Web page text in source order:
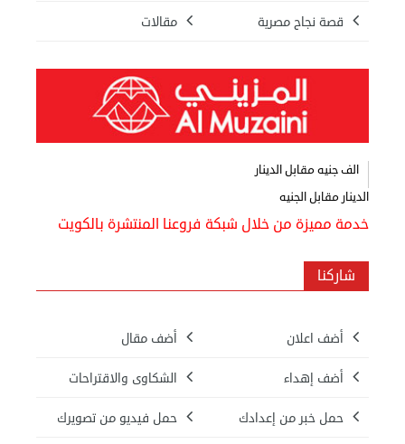
قصة نجاح مصرية مقالات
الف جنيه مقابل الدينار
الدينار مقابل الجنيه
خدمة مميزة من خلال شبكة فروعنا المنتشرة بالكويت
شاركنا
أضف اعلان أضف مقال
أضف إهداء الشكاوى والاقتراحات
حمل خبر من إعدادك حمل فيديو من تصويرك